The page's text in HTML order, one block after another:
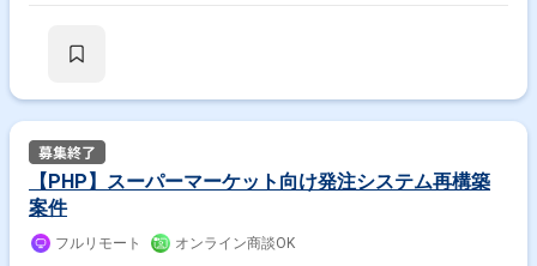
に取り組む2019年創業のフードテックスタートアップで、 飲食店・食料
【PHP】スーパーマーケット向け発注システム再構築
案件
フルリモート オンライン商談OK